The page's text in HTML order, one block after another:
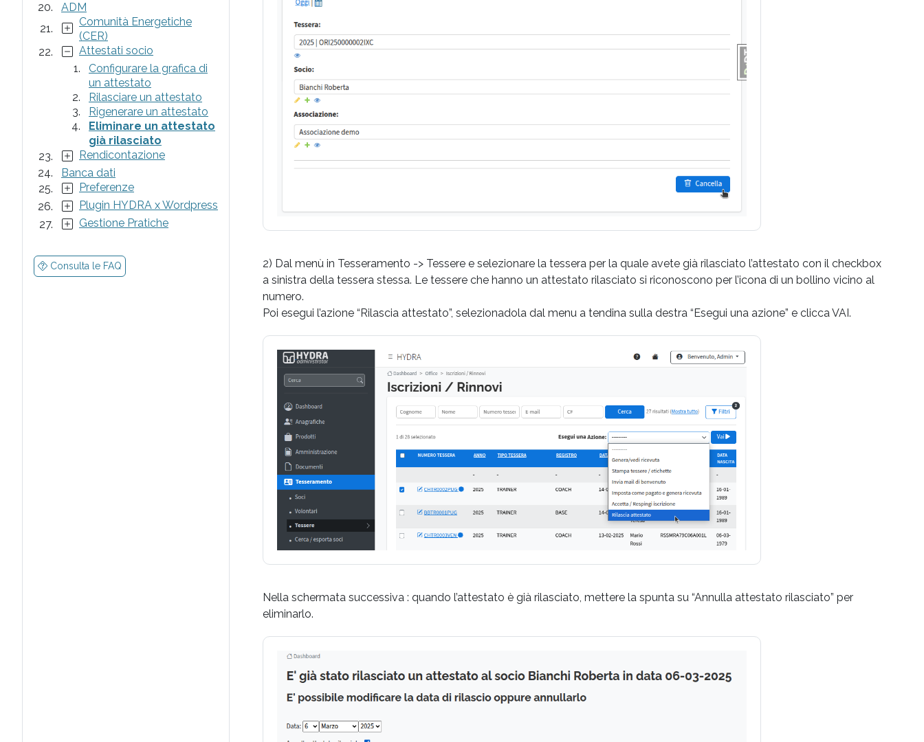
ADM
Comunità Energetiche
(CER)
Attestati socio
Configurare la grafica di
un attestato
Rilasciare un attestato
Rigenerare un attestato
Eliminare un attestato
già rilasciato
Rendicontazione
Banca dati
Preferenze
Plugin HYDRA x Wordpress
Gestione Pratiche
Consulta le FAQ
2) Dal menù in Tesseramento -> Tessere e selezionare la tessera per la quale avete già rilasciato l’attestato con il checkbox
a sinistra della tessera stessa. Le tessere che hanno un attestato rilasciato si riconoscono per l’icona di un bollino vicino al
numero.
Poi esegui l’azione “Rilascia attestato”, selezionadola dal menu a tendina sulla destra “Esegui una azione” e clicca VAI.
Nella schermata successiva : quando l’attestato è già rilasciato, mettere la spunta su “Annulla attestato rilasciato” per
eliminarlo.